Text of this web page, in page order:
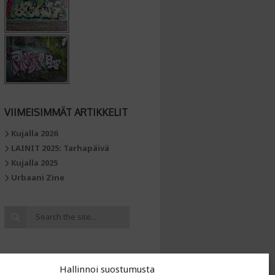
Hallinnoi suostumusta
VIIMEISIMMÄT ARTIKKELIT
Kujalla 2026
LAINIT 2025: Tarhapäivä
Kujalla 2025
Urbaani Zine